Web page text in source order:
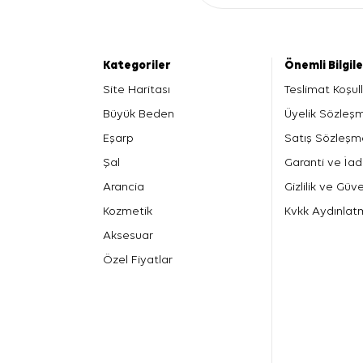
Kategoriler
Site Haritası
Büyük Beden
Eşarp
Şal
Arancia
Kozmetik
Aksesuar
Özel Fiyatlar
Önemli
Teslimat
Üyelik
Satış
Garanti ve
Gizlilik ve
Kvkk